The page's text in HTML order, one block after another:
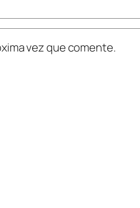
vez que comente.